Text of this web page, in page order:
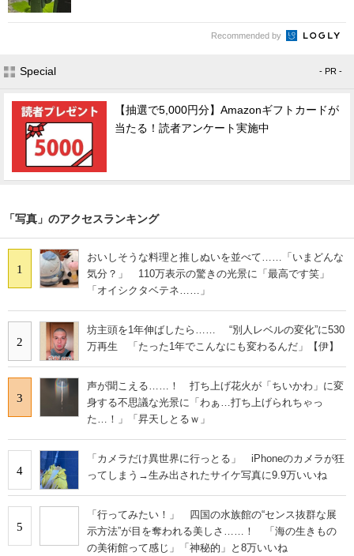
Recommended by
Special - PR -
【抽選で5,000円分】Amazonギフトカードが
当たる！読者アンケート実施中
「写真」のアクセスランキング
1
おいしそうな料理と推しぬいを並べて……「いまどんな
気分？」 110万表示の驚きの光景に「最高です笑」
「オイシクタベテネ……」
2
坊主頭を1年伸ばしたら…… “別人レベルの変化”に530
万再生 「たった1年でこんなにも変わるんだ」【伊】
3
声が聞こえる……！ 打ち上げ花火が「ちいかわ」に変
身する不思議な光景に「わぁ…打ち上げられちゃっ
た…！」「昇天しとるｗ」
4
「カメラだけ異世界に行っとる」 iPhoneのカメラが狂
ってしまう→生み出されたサイケ写真に9.9万いいね
5
「行ってみたい！」 四国の水族館の“センス抜群な展
示方法”が目を奪われる美しさ……！ 「海の生きもの
の美術館って感じ」「神秘的」と8万いいね